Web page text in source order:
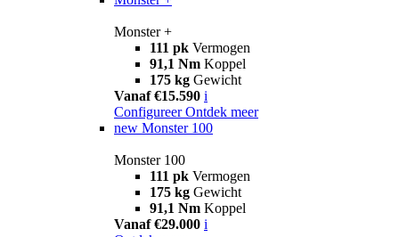
Monster +
111 pk Vermogen
91,1 Nm Koppel
175 kg Gewicht
Vanaf €15.590 i
Configureer Ontdek meer
new Monster 100
Monster 100
111 pk Vermogen
175 kg Gewicht
91,1 Nm Koppel
Vanaf €29.000 i